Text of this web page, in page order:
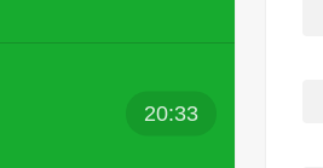
20:33